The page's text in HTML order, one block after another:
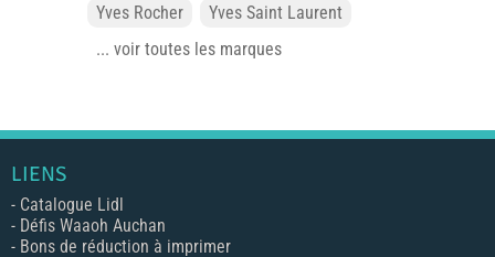
Yves Rocher
Yves Saint Laurent
... voir toutes les marques
LIENS
- Catalogue Lidl
- Défis Waaoh Auchan
- Bons de réduction à imprimer